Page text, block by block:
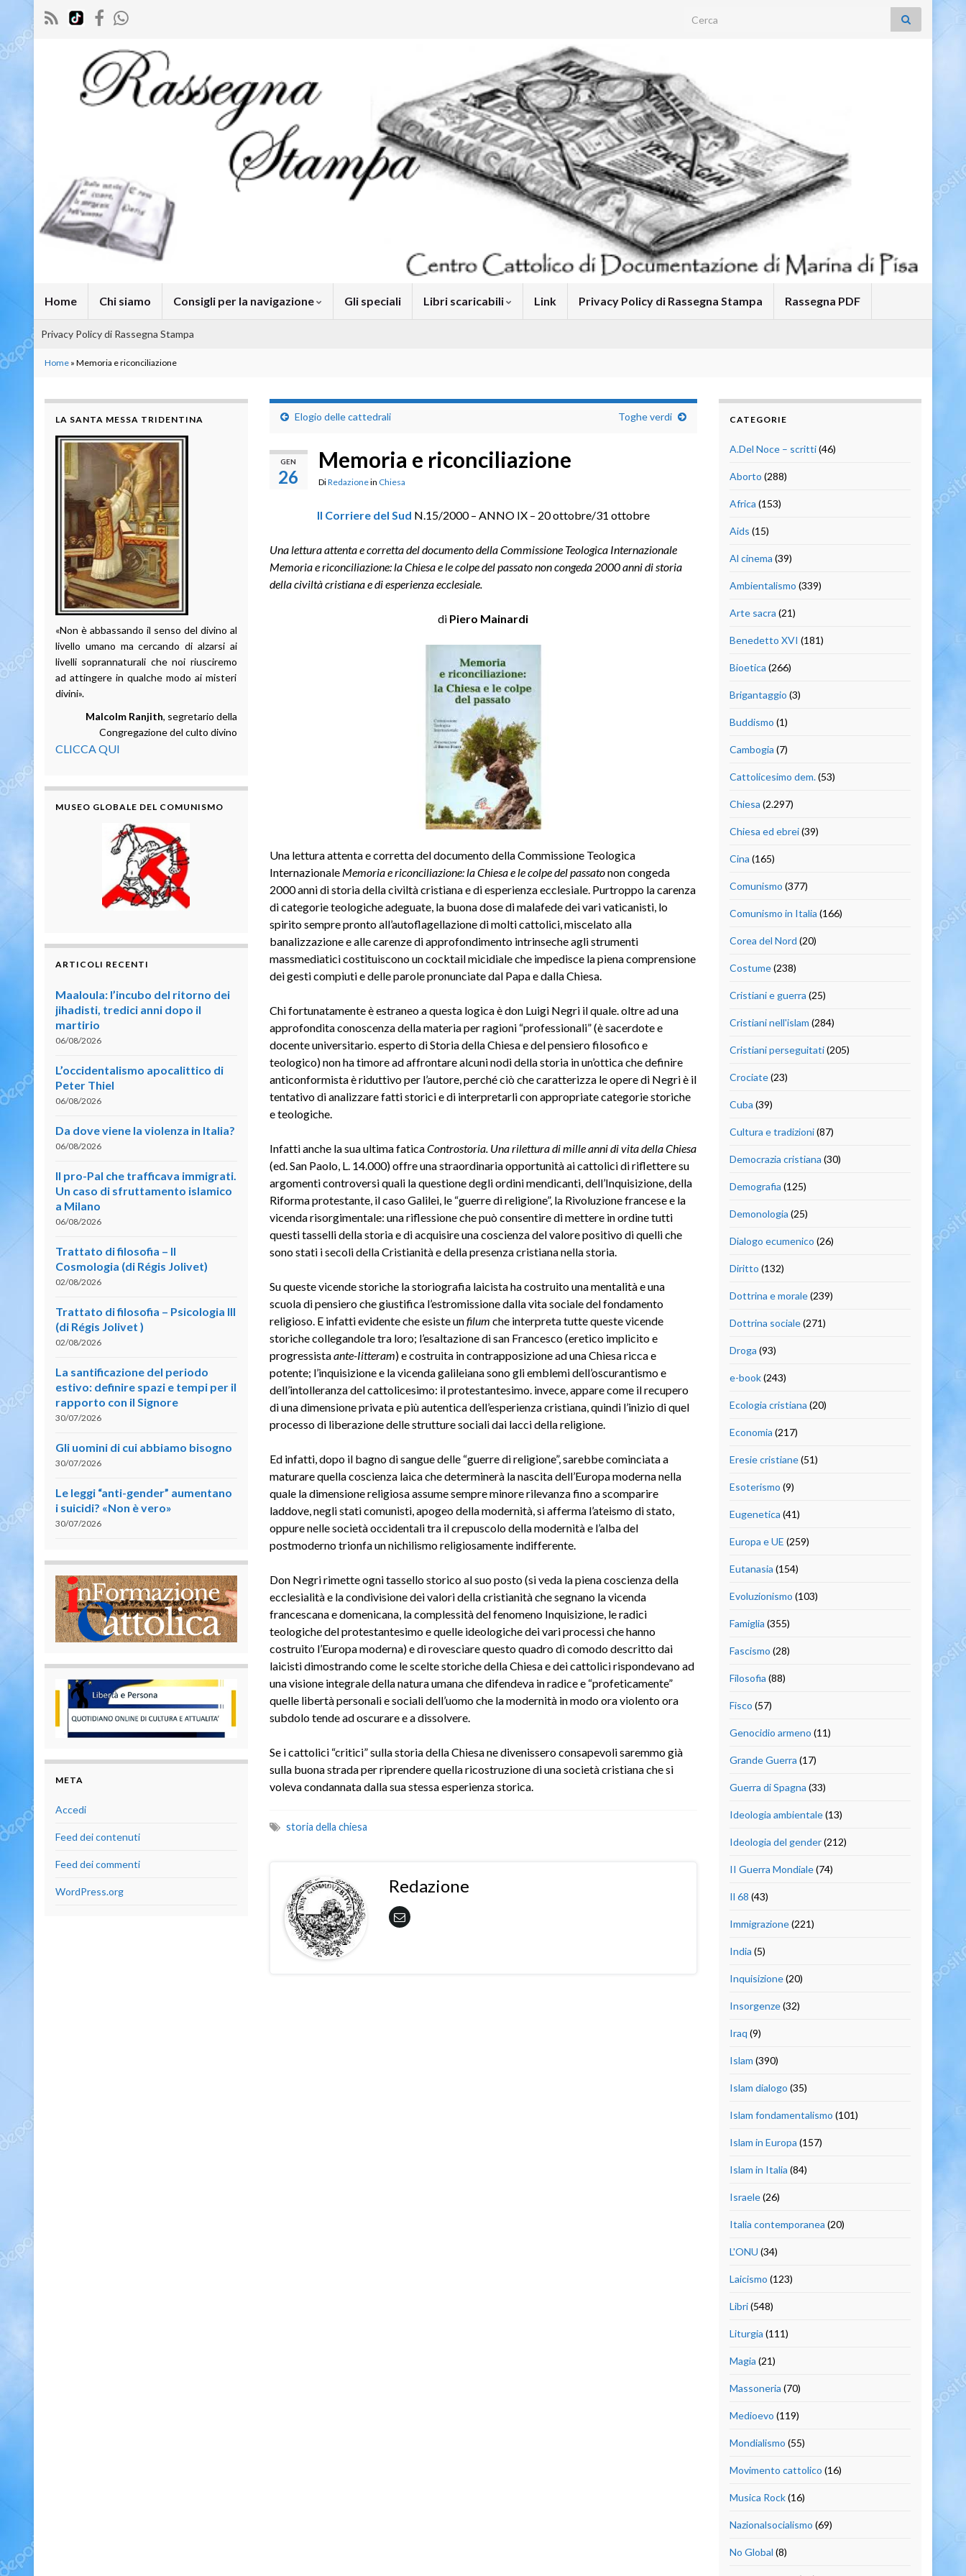
Search for:
Home Chi siamo Consigli per la navigazione Gli speciali Libri scaricabili Link Privacy Policy di Rassegna Stampa Rassegna PDF
Privacy Policy di Rassegna Stampa
Home » Memoria e riconciliazione
Elogio delle cattedrali Toghe verdi
GEN
26
Memoria e riconciliazione
DiRedazionein Chiesa
Il Corriere del Sud N.15/2000 – ANNO IX – 20 ottobre/31 ottobre
Una lettura attenta e corretta del documento della Commissione Teologica Internazionale
Memoria e riconciliazione: la Chiesa e le colpe del passato non congeda 2000 anni di storia
della civiltà cristiana e di esperienza ecclesiale.
di Piero Mainardi
Una lettura attenta e corretta del documento della Commissione Teologica
Internazionale Memoria e riconciliazione: la Chiesa e le colpe del passatonon congeda
2000 anni di storia della civiltà cristiana e di esperienza ecclesiale. Purtroppo la carenza
di categorie teologiche adeguate, la buona dose di malafede dei vari vaticanisti, lo
spirito sempre pronto all’autoflagellazione di molti cattolici, miscelato alla
banalizzazione e alle carenze di approfondimento intrinseche agli strumenti
massmediatici costituiscono un cocktail micidiale che impedisce la piena comprensione
dei gesti compiuti e delle parole pronunciate dal Papa e dalla Chiesa.
Chi fortunatamente è estraneo a questa logica è don Luigi Negri il quale. oltre ad una
approfondita conoscenza della materia per ragioni “professionali” (è sacerdote e
docente universitario. esperto di Storia della Chiesa e del pensiero filosofico e
teologico) non ha timore ad affrontare alcuni nodi della storia in un’ottica che definire
anticonformista è riduttivo per l’autore, perché ciò che caratterizza le opere di Negri è il
tentativo di analizzare fatti storici e di interpretarli con appropriate categorie storiche
e teologiche.
Infatti anche la sua ultima faticaControstoria. Una rilettura di mille anni di vita della Chiesa
(ed. San Paolo, L. 14.000) offre una straordinaria opportunità ai cattolici di riflettere su
argomenti controversi quali la questione degli ordini mendicanti, dell’Inquisizione, della
Riforma protestante, il caso Galilei, le “guerre di religione”, la Rivoluzione francese e la
vicenda risorgimentale: una riflessione che può consentire di mettere in ordine tutti
questi tasselli della storia e di acquisire una coscienza del valore positivo di quelli che
sono stati i secoli della Cristianità e della presenza cristiana nella storia.
Su queste vicende storiche la storiografia laicista ha costruito una mentalità e una
scuola di pensiero che giustifica l’estromissione dalla vita sociale del fondamento
religioso. E infatti evidente che esiste unfilum che interpreta tutte queste vicende
storiche collegandole tra loro; l’esaltazione di san Francesco (eretico implicito e
progressistaante-Iitteram) e costruita in contrapposizione ad una Chiesa ricca e
potente; l’inquisizione e la vicenda galileiana sono gli emblemi dell’oscurantismo e
dell’intolleranza del cattolicesimo: il protestantesimo. invece, appare come il recupero
di una dimensione privata e più autentica dell’esperienza cristiana, quindi l’inizio di quel
processo di liberazione delle strutture sociali dai lacci della religione.
Ed infatti, dopo il bagno di sangue delle “guerre di religione”, sarebbe cominciata a
maturare quella coscienza laica che determinerà la nascita dell’Europa moderna nella
quale la dimensione religiosa assume sempre minore rilevanza fino a scomparire
laddove, negli stati comunisti, apogeo della modernità, si afferma l’ateismo di stato,
oppure nelle società occidentali tra il crepuscolo della modernità e l’alba del
postmoderno trionfa un nichilismo religiosamente indifferente.
Don Negri rimette ogni tassello storico al suo posto (si veda la piena coscienza della
ecclesialità e la condivisione dei valori della cristianità che segnano la vicenda
francescana e domenicana, la complessità del fenomeno Inquisizione, le radici
teologiche del protestantesimo e quelle ideologiche dei vari processi che hanno
costruito l’Europa moderna) e di rovesciare questo quadro di comodo descritto dai
laicisti dimostrando come le scelte storiche della Chiesa e dei cattolici rispondevano ad
una visione integrale della natura umana che difendeva in radice e “profeticamente”
quelle libertà personali e sociali dell’uomo che la modernità in modo ora violento ora
subdolo tende ad oscurare e a dissolvere.
Se i cattolici “critici” sulla storia della Chiesa ne divenissero consapevoli saremmo già
sulla buona strada per riprendere quella ricostruzione di una società cristiana che si
voleva condannata dalla sua stessa esperienza storica.
storia della chiesa
Redazione
LA SANTA MESSA TRIDENTINA
«Non è abbassando il senso del divino al
livello umano ma cercando di alzarsi ai
livelli soprannaturali che noi riusciremo
ad attingere in qualche modo ai misteri
divini».
Malcolm Ranjith, segretario della
Congregazione del culto divino
CLICCA QUI
MUSEO GLOBALE DEL COMUNISMO
ARTICOLI RECENTI
Maaloula: l’incubo del ritorno dei
jihadisti, tredici anni dopo il
martirio
06/08/2026
L’occidentalismo apocalittico di
Peter Thiel
06/08/2026
Da dove viene la violenza in Italia?
06/08/2026
Il pro-Pal che trafficava immigrati.
Un caso di sfruttamento islamico
a Milano
06/08/2026
Trattato di filosofia – II
Cosmologia (di Régis Jolivet)
02/08/2026
Trattato di filosofia – Psicologia III
(di Régis Jolivet )
02/08/2026
La santificazione del periodo
estivo: definire spazi e tempi per il
rapporto con il Signore
30/07/2026
Gli uomini di cui abbiamo bisogno
30/07/2026
Le leggi “anti-gender” aumentano
i suicidi? «Non è vero»
30/07/2026
META
Accedi
Feed dei contenuti
Feed dei commenti
WordPress.org
CATEGORIE
A.Del Noce – scritti(46)
Aborto (288)
Africa (153)
Aids (15)
Al cinema (39)
Ambientalismo (339)
Arte sacra (21)
Benedetto XVI (181)
Bioetica (266)
Brigantaggio (3)
Buddismo (1)
Cambogia (7)
Cattolicesimo dem.(53)
Chiesa (2.297)
Chiesa ed ebrei(39)
Cina (165)
Comunismo (377)
Comunismo in Italia (166)
Corea del Nord (20)
Costume(238)
Cristiani e guerra (25)
Cristiani nell'islam (284)
Cristiani perseguitati(205)
Crociate(23)
Cuba (39)
Cultura e tradizioni(87)
Democrazia cristiana (30)
Demografia (125)
Demonologia (25)
Dialogo ecumenico (26)
Diritto (132)
Dottrina e morale(239)
Dottrina sociale(271)
Droga (93)
e-book(243)
Ecologia cristiana (20)
Economia (217)
Eresie cristiane(51)
Esoterismo (9)
Eugenetica (41)
Europa e UE (259)
Eutanasia (154)
Evoluzionismo (103)
Famiglia (355)
Fascismo (28)
Filosofia (88)
Fisco (57)
Genocidio armeno (11)
Grande Guerra (17)
Guerra di Spagna (33)
Ideologia ambientale(13)
Ideologia del gender(212)
II Guerra Mondiale(74)
Il 68 (43)
Immigrazione(221)
India (5)
Inquisizione(20)
Insorgenze(32)
Iraq (9)
Islam (390)
Islam dialogo (35)
Islam fondamentalismo (101)
Islam in Europa (157)
Islam in Italia (84)
Israele(26)
Italia contemporanea (20)
L'ONU (34)
Laicismo (123)
Libri(548)
Liturgia (111)
Magia (21)
Massoneria (70)
Medioevo (119)
Mondialismo (55)
Movimento cattolico (16)
Musica Rock(16)
Nazionalsocialismo (69)
No Global (8)